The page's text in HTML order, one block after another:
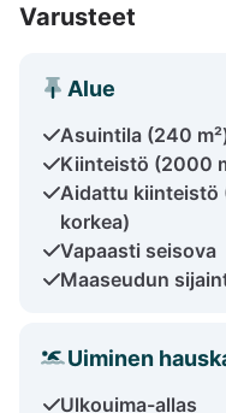
Varusteet
Alue
Asuintila (240
Kiinteistö (2000
Aidattu kiinteistö
korkea)
Vapaasti seisova
Maaseudun
Uiminen
Ulkouima-allas